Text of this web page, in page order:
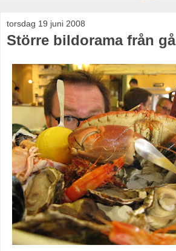
torsdag 19 juni 2008
Större bildorama från